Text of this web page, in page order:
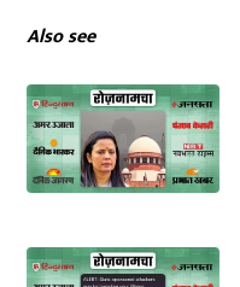
Also see